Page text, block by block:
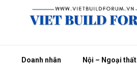
Doanh nhân Nội – Ngoại thất